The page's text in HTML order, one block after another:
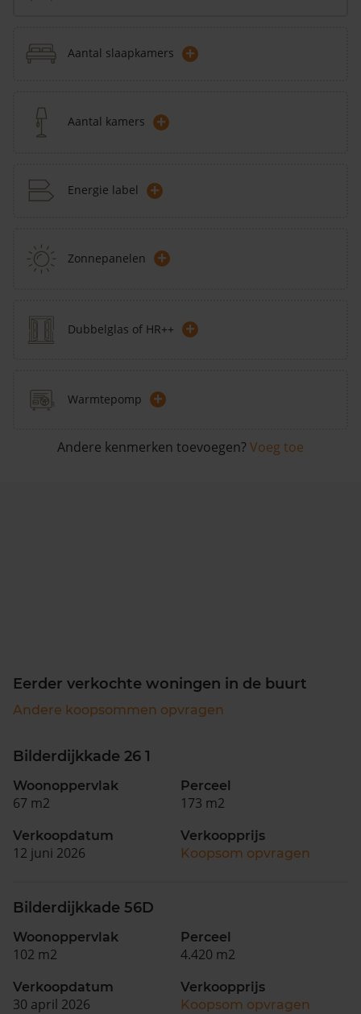
Aantal slaapkamers +
Aantal kamers +
Energie label +
Zonnepanelen +
Dubbelglas of HR++ +
Warmtepomp +
Andere kenmerken toevoegen? Voeg toe
Eerder verkochte woningen in de buurt
Andere koopsommen opvragen
Bilderdijkkade 26 1
Woonoppervlak
67 m2
Perceel
173 m2
Verkoopdatum
12 juni 2026
Verkoopprijs
Koopsom opvragen
Bilderdijkkade 56D
Woonoppervlak
102 m2
Perceel
4.420 m2
Verkoopdatum
30 april 2026
Verkoopprijs
Koopsom opvragen